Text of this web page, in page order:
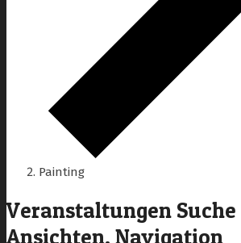
Painting
Veranstaltungen
Ansichten, Navigation